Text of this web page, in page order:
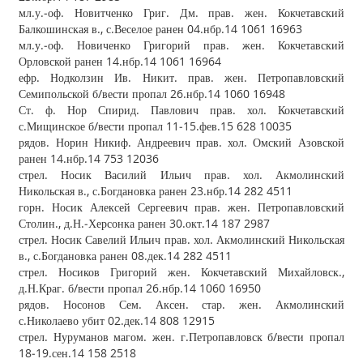
мл.у.‐оф. Новитченко Григ. Дм. прав. жен. Кокчетавский
Балкошинская в., с.Веселое ранен 04.нбр.14 1061 16963
мл.у.‐оф. Новиченко Григорий прав. жен. Кокчетавский
Орловской ранен 14.нбр.14 1061 16964
ефр. Нодколзин Ив. Никит. прав. жен. Петропавловский
Семипольской б/вести пропал 26.нбр.14 1060 16948
Ст. ф. Нор Спирид. Павлович прав. хол. Кокчетавский
с.Мищинское б/вести пропал 11‐15.фев.15 628 10035
рядов. Норин Никиф. Андреевич прав. хол. Омский Азовской
ранен 14.нбр.14 753 12036
стрел. Носик Василий Ильич прав. хол. Акмолинский
Никольская в., с.Богдановка ранен 23.нбр.14 282 4511
горн. Носик Алексей Сергеевич прав. жен. Петропавловский
Столин., д.Н.‐Херсонка ранен 30.окт.14 187 2987
стрел. Носик Савелий Ильич прав. хол. Акмолинский Никольская
в., с.Богдановка ранен 08.дек.14 282 4511
стрел. Носиков Григорий жен. Кокчетавский Михайловск.,
д.Н.Краг. б/вести пропал 26.нбр.14 1060 16950
рядов. Носонов Сем. Аксен. стар. жен. Акмолинский
с.Николаево убит 02.дек.14 808 12915
стрел. Нуруманов магом. жен. г.Петропавловск б/вести пропал
18‐19.сен.14 158 2518